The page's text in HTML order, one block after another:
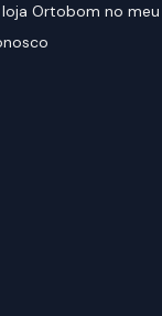
Ortobom no